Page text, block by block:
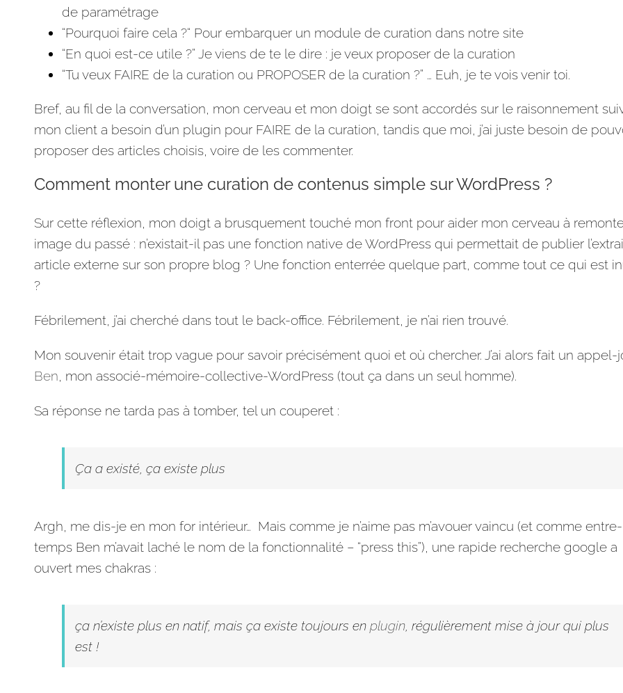
de paramétrage
“Pourquoi faire cela ?“ Pour embarquer un module de curation dans notre site
“En quoi est-ce utile ?” Je viens de te le dire : je veux proposer de la curation
“Tu veux FAIRE de la curation ou PROPOSER de la curation ?” … Euh, je te vois venir toi.
Bref, au fil de la conversation, mon cerveau et mon doigt se sont accordés sur le raisonnement
mon client a besoin d’un plugin pour FAIRE de la curation, tandis que moi, j’ai juste besoin de
proposer des articles choisis, voire de les commenter.
Comment monter une curation de contenus simple sur WordPress ?
Sur cette réflexion, mon doigt a brusquement touché mon front pour aider mon cerveau à
image du passé : n’existait-il pas une fonction native de WordPress qui permettait de publier
article externe sur son propre blog ? Une fonction enterrée quelque part, comme tout ce qui est
?
Fébrilement, j’ai cherché dans tout le back-office. Fébrilement, je n’ai rien trouvé.
Mon souvenir était trop vague pour savoir précisément quoi et où chercher. J’ai alors fait un appel-
Ben , mon associé-mémoire-collective-WordPress (tout ça dans un seul homme).
Sa réponse ne tarda pas à tomber, tel un couperet :
Ça a existé, ça existe plus
Argh, me dis-je en mon for intérieur… Mais comme je n’aime pas m’avouer vaincu (et comme entre-
temps Ben m’avait laché le nom de la fonctionnalité – “press this”), une rapide recherche google a
ouvert mes chakras :
ça n’existe plus en natif, mais ça existe toujours enplugin , régulièrement mise à jour qui plus
est !